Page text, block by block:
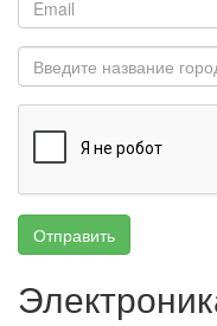
Отправить